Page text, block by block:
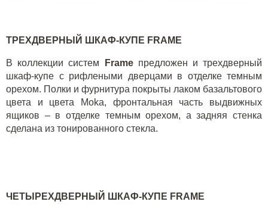
ТРЕХДВЕРНЫЙ ШКАФ-КУПЕ FRAME
В коллекции систем Frame предложен и трехдверный
шкаф-купе с рифлеными дверцами в отделке темным
орехом. Полки и фурнитура покрыты лаком базальтового
цвета и цвета
Moka, фронтальная часть выдвижных
ящиков – в отделке темным орехом, а задняя стенка
сделана из тонированного стекла.
ЧЕТЫРЕХДВЕРНЫЙ ШКАФ-КУПЕ FRAME